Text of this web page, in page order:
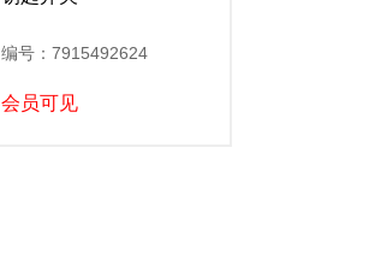
编号：7915492624
会员可见